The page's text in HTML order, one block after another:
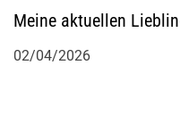
Meine aktuellen
02/04/2026